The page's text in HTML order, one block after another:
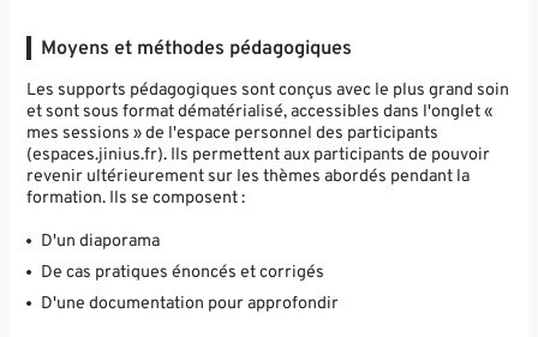
Moyens et méthodes pédagogiques
Les supports pédagogiques sont conçus avec le plus grand soin
et sont sous format dématérialisé, accessibles dans l'onglet «
mes sessions » de l'espace personnel des participants
(espaces.jinius.fr). Ils permettent aux participants de pouvoir
revenir ultérieurement sur les thèmes abordés pendant la
formation. Ils se composent :
D'un diaporama
De cas pratiques énoncés et corrigés
D'une documentation pour approfondir